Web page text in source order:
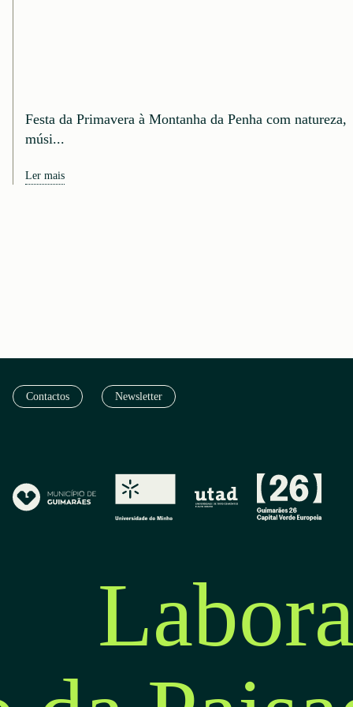
Festa da Primavera à Montanha da Penha com natureza,
músi...
Ler mais
Contactos Newsletter